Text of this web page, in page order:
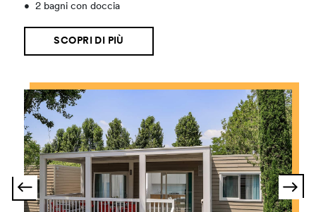
•
2 bagni con doccia
SCOPRI DI PIÙ